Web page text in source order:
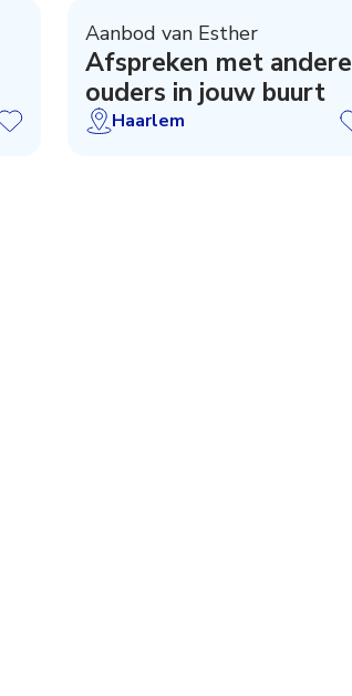
Aanbod van Esther
Afspreken met andere
ouders in jouw buurt
Haarlem